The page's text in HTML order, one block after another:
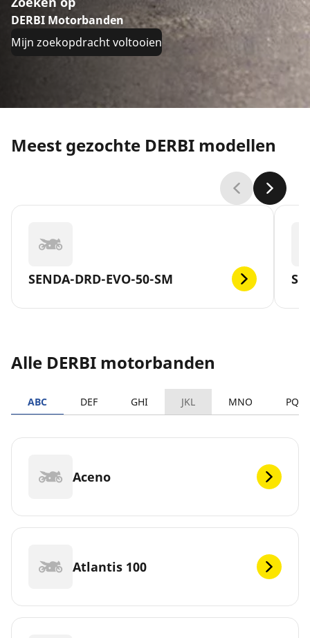
DERBI Motorbanden
Mijn zoekopdracht voltooien
Meest gezochte DERBI modellen
SENDA-DRD-EVO-50-SM
Alle DERBI motorbanden
ABC DEF GHI JKL MNO PQRS
Aceno
Atlantis 100